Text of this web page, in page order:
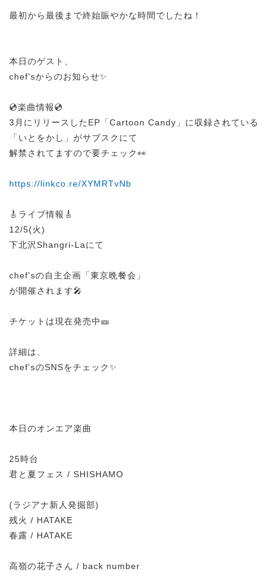
最初から最後まで終始賑やかな時間でしたね！
本日のゲスト、
chef'sからのお知らせ✨
💿楽曲情報💿
3月にリリースしたEP「Cartoon Candy」に収録されている
「いとをかし」がサブスクにて
解禁されてますので要チェック👀
https://linkco.re/XYMRTvNb
🎸ライブ情報🎸
12/5(火)
下北沢Shangri-Laにて
chef'sの自主企画「東京晩餐会」
が開催されます🎤
チケットは現在発売中🎫
詳細は、
chef'sのSNSをチェック✨
本日のオンエア楽曲
25時台
君と夏フェス / SHISHAMO
(ラジアナ新人発掘部)
残火 / HATAKE
春露 / HATAKE
高嶺の花子さん / back number